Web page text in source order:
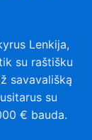
Lenkija,
su raštišku
savavališką
su
€ bauda.